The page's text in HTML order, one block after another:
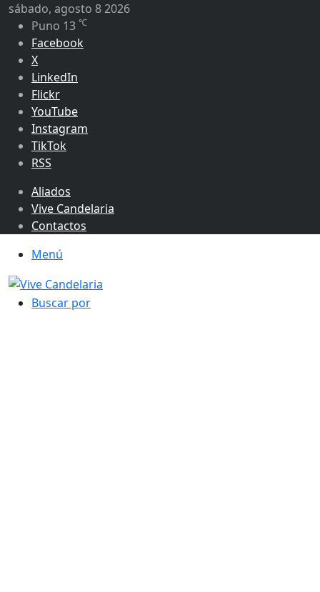
sábado, agosto 8 2026
Puno 13 ℃
Facebook
X
LinkedIn
Flickr
YouTube
Instagram
TikTok
RSS
Aliados
Vive Candelaria
Contactos
Menú
Buscar por